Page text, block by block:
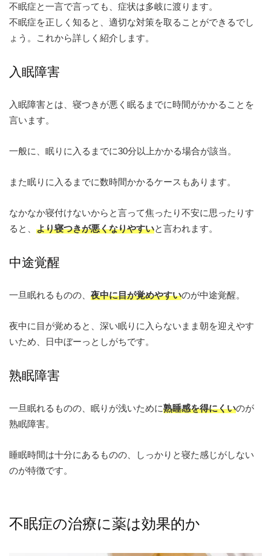
不眠症と一言で言っても、症状は多岐に渡ります。
不眠症を正しく知ると、適切な対策を取ることができるでし
ょう。これから詳しく紹介します。
入眠障害
入眠障害とは、寝つきが悪く眠るまでに時間がかかることを
言います。
一般に、眠りに入るまでに30分以上かかる場合が該当。
また眠りに入るまでに数時間かかるケースもあります。
なかなか寝付けないからと言って焦ったり不安に思ったりす
ると、 より寝つきが悪くなりやすいと言われます。
中途覚醒
一旦眠れるものの、 夜中に目が覚めやすいのが中途覚醒。
夜中に目が覚めると、深い眠りに入らないまま朝を迎えやす
いため、日中ぼーっとしがちです。
熟眠障害
一旦眠れるものの、眠りが浅いために熟睡感を得にくいのが
熟眠障害。
睡眠時間は十分にあるものの、しっかりと寝た感じがしない
のが特徴です。
不眠症の治療に薬は効果的か